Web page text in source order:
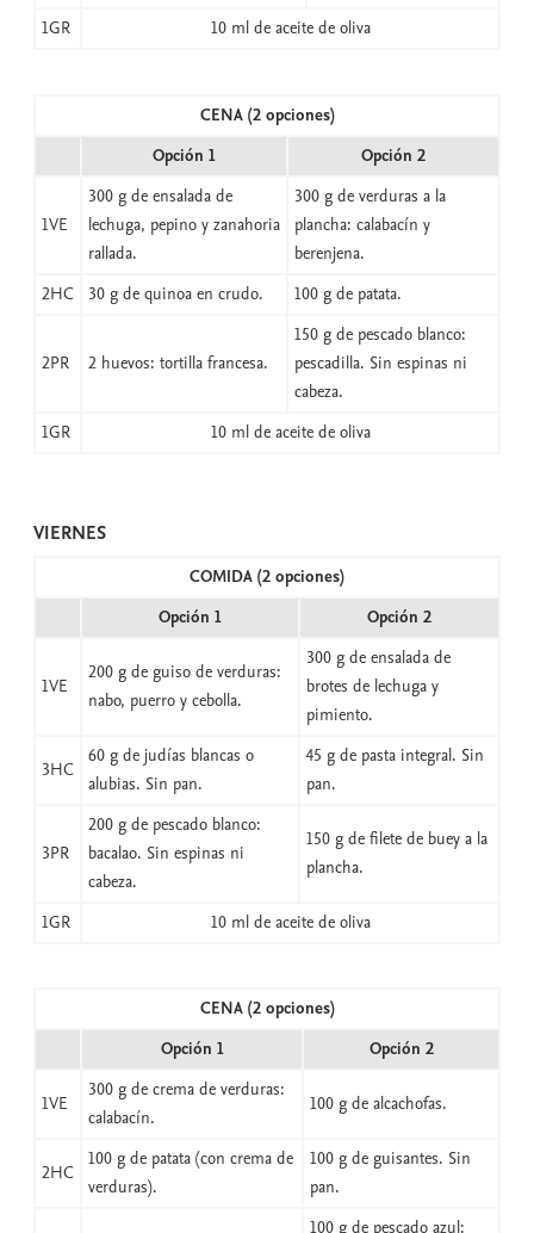
1GR
10 ml de aceite de oliva
CENA (2 opciones)
Opción 1
Opción 2
1VE
300 g de ensalada de
lechuga, pepino y zanahoria
rallada.
300 g de verduras a la
plancha: calabacín y
berenjena.
2HC
30 g de quinoa en crudo. 100 g de patata.
2PR 2 huevos: tortilla francesa.
150 g de pescado blanco:
pescadilla. Sin espinas ni
cabeza.
1GR
10 ml de aceite de oliva
VIERNES
COMIDA (2 opciones)
Opción 1
Opción 2
1VE
200 g de guiso de verduras:
nabo, puerro y cebolla.
300 g de ensalada de
brotes de lechuga y
pimiento.
3HC
60 g de judías blancas o
alubias. Sin pan.
45 g de pasta integral. Sin
pan.
3PR
200 g de pescado blanco:
bacalao. Sin espinas ni
cabeza.
150 g de filete de buey a la
plancha.
1GR 10 ml de aceite de oliva
CENA (2 opciones)
Opción 1
Opción 2
1VE
300 g de crema de verduras:
calabacín.
100 g de alcachofas.
2HC
100 g de patata (con crema de
verduras).
100 g de guisantes. Sin
pan.
100 g de pescado azul: